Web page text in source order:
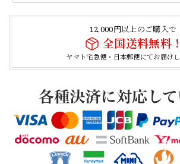
12,000円以上のご購入で
全国送料無料！
ヤマト宅急便・日本郵便にてお届けし
⑥サイズ
2026/04/17
2026/04/02
2026/03/26